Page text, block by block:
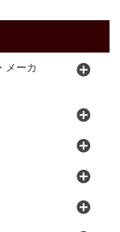
メーカ